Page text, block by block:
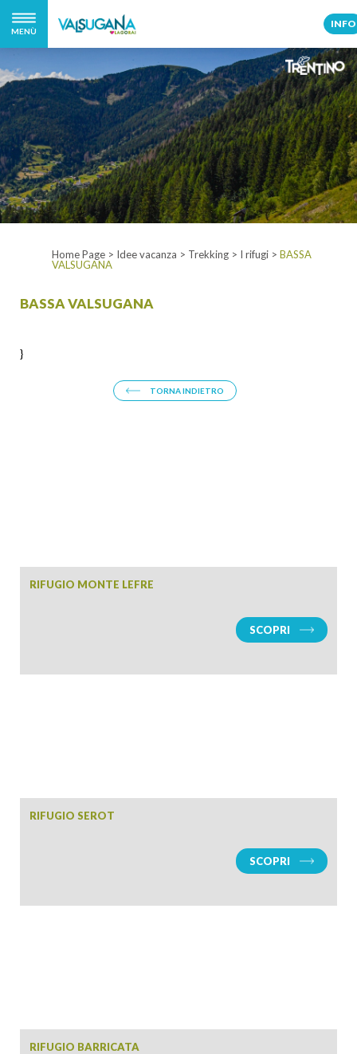
MENÙ
INFO
Home Page > Idee vacanza > Trekking > I rifugi > BASSA
VALSUGANA
BASSA VALSUGANA
}
TORNA INDIETRO
RIFUGIO MONTE LEFRE
SCOPRI
RIFUGIO SEROT
SCOPRI
RIFUGIO BARRICATA